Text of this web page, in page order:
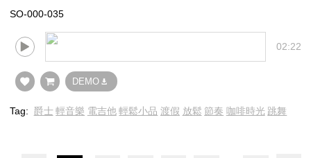
SO-000-035
02:22
DEMO
Tag: 爵士 輕音樂 電吉他 輕鬆小品 渡假 放鬆 節奏 咖啡時光 跳舞